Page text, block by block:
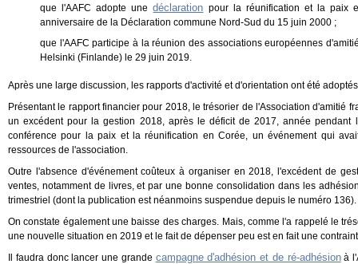
que l'AAFC adopte unedéclaration pour la réunification et la paix
anniversaire de la Déclaration commune Nord-Sud du 15 juin 2000 ;
que l'AAFC participe à la réunion des associations européennes
Helsinki (Finlande) le 29 juin 2019.
Après une large discussion, les rapports d'activité et d'orientation ont été
Présentant le rapport financier pour 2018, le trésorier de l'Association d'amitié
un excédent pour la gestion 2018, après le déficit de 2017, année pendant
conférence pour la paix et la réunification en Corée, un événement qui
ressources de l'association.
Outre l'absence d'événement coûteux à organiser en 2018, l'excédent de
ventes, notamment de livres, et par une bonne consolidation dans les
trimestriel (dont la publication est néanmoins suspendue depuis le numéro 136).
On constate également une baisse des charges. Mais, comme l'a rappelé le
une nouvelle situation en 2019 et le fait de dépenser peu est en fait une
Il faudra donc lancer une grande campagne d'adhésion et de ré-adhésionà